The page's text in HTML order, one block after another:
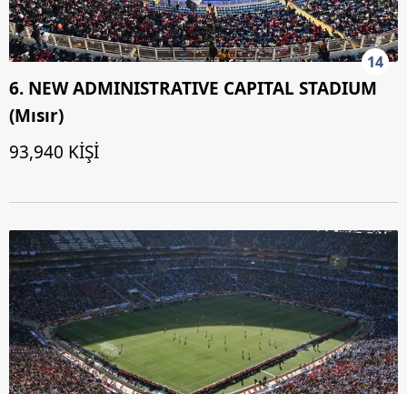
14
6. NEW ADMINISTRATIVE CAPITAL STADIUM
(Mısır)
93,940 KİŞİ